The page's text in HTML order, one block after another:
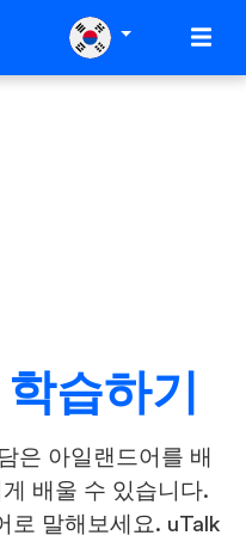
습하기
은 아일랜드어를 배
배울 수 있습니다.
로 말해보세요. uTalk